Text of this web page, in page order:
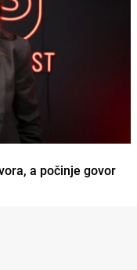
a počinje govor